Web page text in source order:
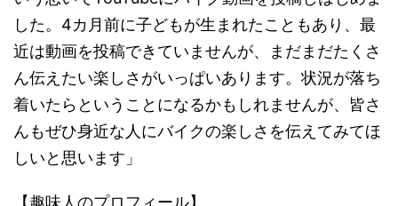
した。4カ月前に子どもが生まれたこともあり、最
近は動画を投稿できていませんが、まだまだたくさ
ん伝えたい楽しさがいっぱいあります。状況が落ち
着いたらということになるかもしれませんが、皆さ
んもぜひ身近な人にバイクの楽しさを伝えてみてほ
しいと思います」
【趣味人のプロフィール】